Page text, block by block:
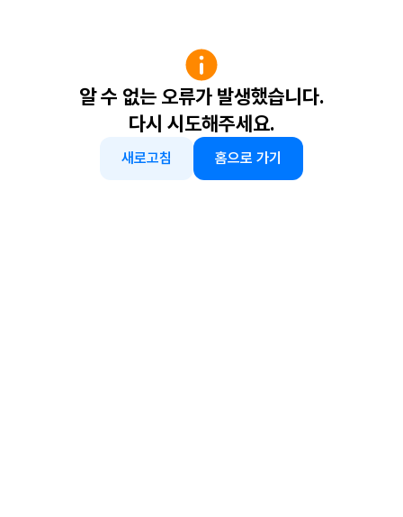
알 수 없는 오류가 발생했습니다.
다시 시도해주세요.
새로고침 홈으로 가기